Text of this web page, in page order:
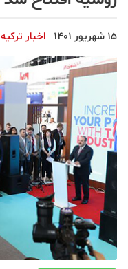
قبرس
15 شهریور 1401 اخبار ترکیه